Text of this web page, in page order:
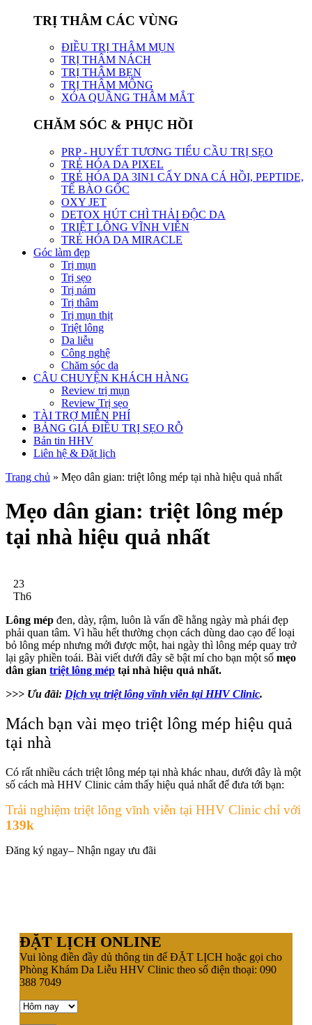
TRỊ THÂM CÁC VÙNG
ĐIỀU TRỊ THÂM MỤN
TRỊ THÂM NÁCH
TRỊ THÂM BẸN
TRỊ THÂM MÔNG
XÓA QUẦNG THÂM MẮT
CHĂM SÓC & PHỤC HỒI
PRP - HUYẾT TƯƠNG TIỂU CẦU TRỊ SẸO
TRẺ HÓA DA PIXEL
TRẺ HÓA DA 3IN1 CẤY DNA CÁ HỒI, PEPTIDE,
TẾ BÀO GỐC
OXY JET
DETOX HÚT CHÌ THẢI ĐỘC DA
TRIỆT LÔNG VĨNH VIỄN
TRẺ HÓA DA MIRACLE
Góc làm đẹp
Trị mụn
Trị sẹo
Trị nám
Trị thâm
Trị mụn thịt
Triệt lông
Da liễu
Công nghệ
Chăm sóc da
CÂU CHUYỆN KHÁCH HÀNG
Review trị mụn
Review Trị sẹo
TÀI TRỢ MIỄN PHÍ
BẢNG GIÁ ĐIỀU TRỊ SẸO RỖ
Bản tin HHV
Liên hệ & Đặt lịch
Trang chủ » Mẹo dân gian: triệt lông mép tại nhà hiệu quả nhất
Mẹo dân gian: triệt lông mép
tại nhà hiệu quả nhất
23
Th6
Lông mép đen, dày, rậm, luôn là vấn đề hằng ngày mà phái đẹp
phải quan tâm. Vì hầu hết thường chọn cách dùng dao cạo để loại
bỏ lông mép nhưng mới được một, hai ngày thì lông mép quay trở
lại gây phiền toái. Bài viết dưới đây sẽ bật mí cho bạn một số mẹo
dân gian triệt lông mép tại nhà hiệu quả nhất.
>>> Ưu đãi: Dịch vụ triệt lông vĩnh viễn tại HHV Clinic.
Mách bạn vài mẹo triệt lông mép hiệu quả
tại nhà
Có rất nhiều cách triệt lông mép tại nhà khác nhau, dưới đây là một
số cách mà HHV Clinic cảm thấy hiệu quả nhất để đưa tới bạn:
Trải nghiệm triệt lông vĩnh viễn tại HHV Clinic chỉ với
139k
Đăng ký ngay– Nhận ngay ưu đãi
ĐẶT LỊCH ONLINE
Vui lòng điền đầy dủ thông tin để ĐẶT LỊCH hoặc gọi cho
Phòng Khám Da Liễu HHV Clinic theo số điện thoại: 090
388 7049